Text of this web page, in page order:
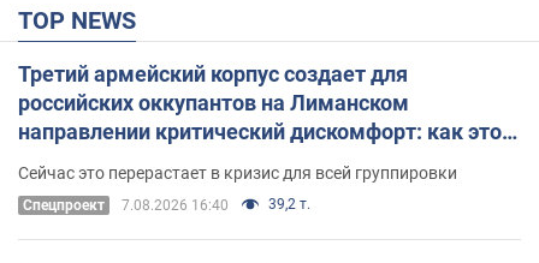
TOP NEWS
Третий армейский корпус создает для
российских оккупантов на Лиманском
направлении критический дискомфорт: как это
удалось
Сейчас это перерастает в кризис для всей группировки
Спецпроект 7.08.2026 16:40 39,2 т.